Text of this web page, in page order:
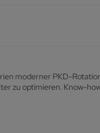
moderner PKD-
zu optimieren. Know-